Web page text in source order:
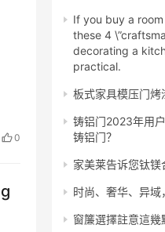
0
If you buy a
these 4
decorating a
practical.
板式家具模压门烤
铸铝门2023年用
铸铝门？
家美莱告诉您钛镁
时尚、奢华、异域
窗簾選擇註意這